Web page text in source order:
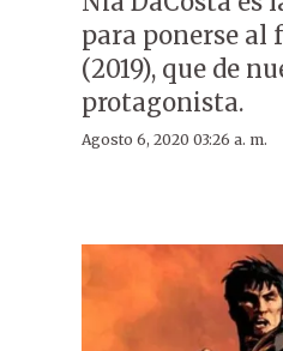
para ponerse al
(2019), que de
protagonista.
Agosto 6, 2020 03:26 a. m.